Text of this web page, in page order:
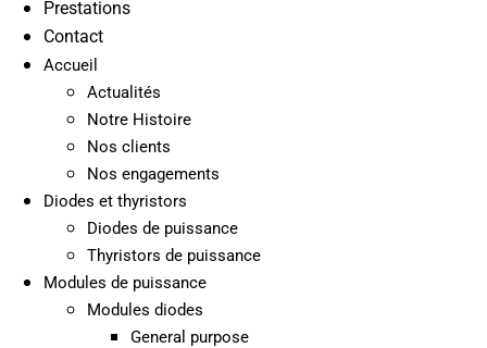
Prestations
Contact
Accueil
Actualités
Notre Histoire
Nos clients
Nos engagements
Diodes et thyristors
Diodes de puissance
Thyristors de puissance
Modules de puissance
Modules diodes
General purpose